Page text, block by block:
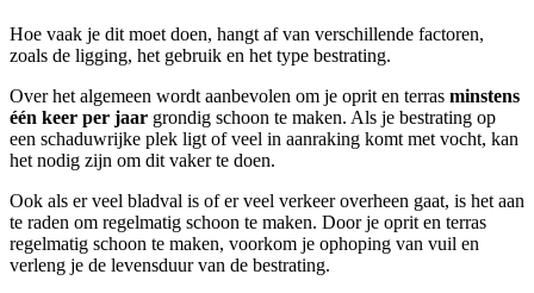
Hoe vaak je dit moet doen, hangt af van verschillende factoren,
zoals de ligging, het gebruik en het type bestrating.
Over het algemeen wordt aanbevolen om je oprit en terras minstens
één keer per jaar grondig schoon te maken. Als je bestrating op
een schaduwrijke plek ligt of veel in aanraking komt met vocht, kan
het nodig zijn om dit vaker te doen.
Ook als er veel bladval is of er veel verkeer overheen gaat, is het aan
te raden om regelmatig schoon te maken. Door je oprit en terras
regelmatig schoon te maken, voorkom je ophoping van vuil en
verleng je de levensduur van de bestrating.